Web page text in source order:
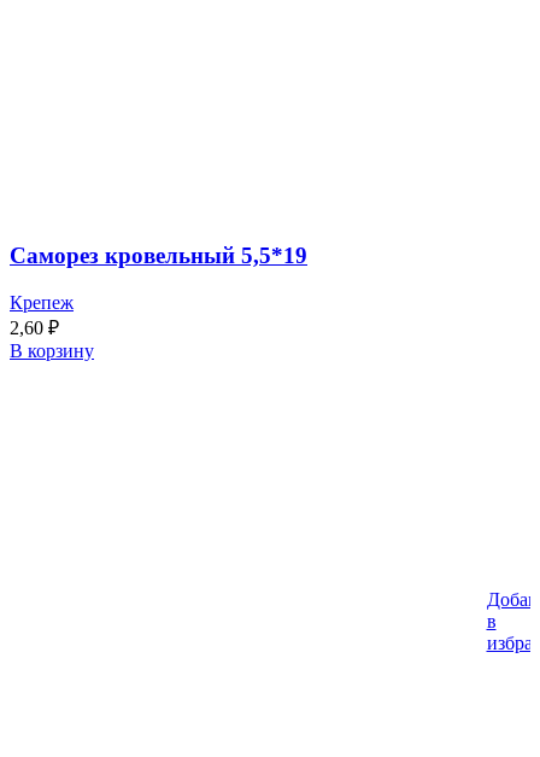
Саморез кровельный 5,5*19
Крепеж
2,60 ₽
В корзину
в